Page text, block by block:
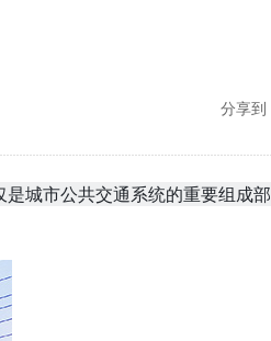
分享到
城市公共交通系统的重要组成部